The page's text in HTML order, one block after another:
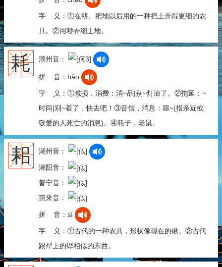
字 义：①在耕、耙地以后用的一种把土弄得更细的农
具。②用耖弄细土地。
耗 潮州音：
拼 音：hào
字 义：①减损，消费：消~品|别~灯油了。②拖延：~
时间|别~着了，快去吧！③音信，消息：噩~(指亲近或
敬爱的人死亡的消息)。④耗子，老鼠。
耜 潮州音：
潮阳音：
普宁音：
惠来音：
拼 音：sì
字 义：①古代的一种农具，形状像现在的锹。②古代
跟犁上的铧相似的东西。